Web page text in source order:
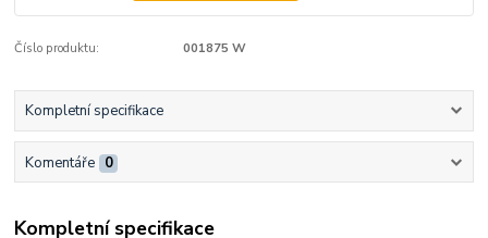
Číslo produktu: 001875 W
Kompletní specifikace
Komentáře 0
Kompletní specifikace